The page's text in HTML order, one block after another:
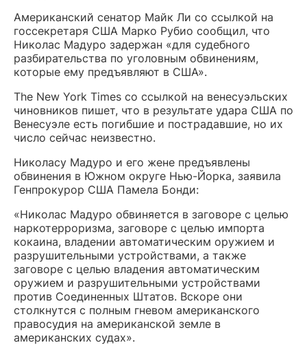
Американский сенатор Майк Ли со ссылкой на
госсекретаря США Марко Рубио сообщил, что
Николас Мадуро задержан «для судебного
разбирательства по уголовным обвинениям,
которые ему предъявляют в США».
The New York Times со ссылкой на венесуэльских
чиновников пишет, что в результате удара США по
Венесуэле есть погибшие и пострадавшие, но их
число сейчас неизвестно.
Николасу Мадуро и его жене предъявлены
обвинения в Южном округе Нью-Йорка, заявила
Генпрокурор США Памела Бонди:
«Николас Мадуро обвиняется в заговоре с целью
наркотерроризма, заговоре с целью импорта
кокаина, владении автоматическим оружием и
разрушительными устройствами, а также
заговоре с целью владения автоматическим
оружием и разрушительными устройствами
против Соединенных Штатов. Вскоре они
столкнутся с полным гневом американского
правосудия на американской земле в
американских судах».